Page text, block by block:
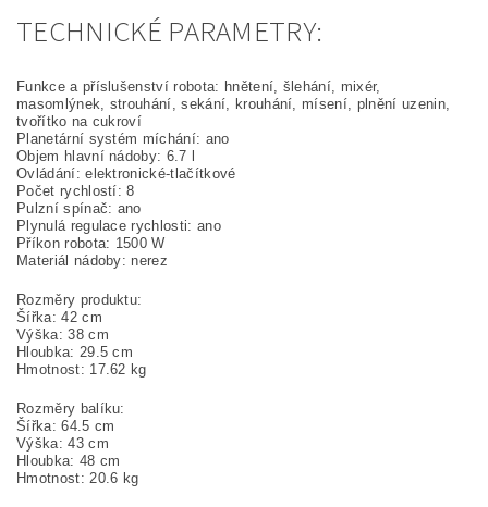
TECHNICKÉ PARAMETRY:
Funkce a příslušenství robota: hnětení, šlehání, mixér,
masomlýnek, strouhání, sekání, krouhání, mísení, plnění uzenin,
tvořítko na cukroví
Planetární systém míchání: ano
Objem hlavní nádoby: 6.7 l
Ovládání: elektronické-tlačítkové
Počet rychlostí: 8
Pulzní spínač: ano
Plynulá regulace rychlosti: ano
Příkon robota: 1500 W
Materiál nádoby: nerez
Rozměry produktu:
Šířka: 42 cm
Výška: 38 cm
Hloubka: 29.5 cm
Hmotnost: 17.62 kg
Rozměry balíku:
Šířka: 64.5 cm
Výška: 43 cm
Hloubka: 48 cm
Hmotnost: 20.6 kg